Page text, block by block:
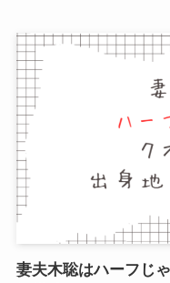
妻夫木聡はハーフじ